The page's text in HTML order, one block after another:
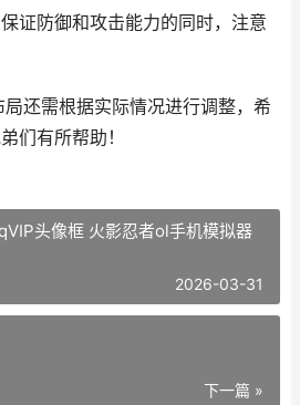
证防御和攻击能力的同时，注意
还需根据实际情况进行调整，希
们有所帮助！
头像框 火影忍者ol手机模拟器
2026-03-31
下一篇 »